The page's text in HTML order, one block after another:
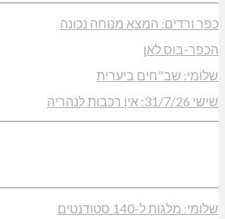
כפר ורדים: המצא מנוחה נכונה
הכפר-בוס לאן
שלומי: שב"חים ביערית
שישי 31/7/26: אין רכבות לנהריה
שלומי: מלגות ל-140 סטודנטים